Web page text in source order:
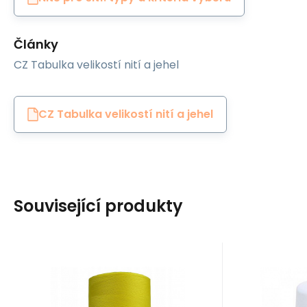
Články
CZ Tabulka velikostí nití a jehel
CZ Tabulka velikostí nití a jehel
Související produkty
VIGA 120 threads for
overlock machines
Code:120VIGA911
EAN:8595721014754
5.80
In stock 1 ks
Nitě VIGA 120 do overloků